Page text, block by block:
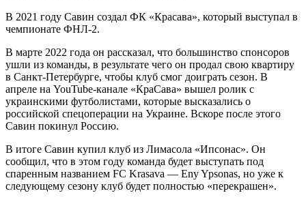
В 2021 году Савин создал ФК «Красава», который выступал в
чемпионате ФНЛ-2.
В марте 2022 года он рассказал, что большинство спонсоров
ушли из команды, в результате чего он продал свою квартиру
в Санкт-Петербурге, чтобы клуб смог доиграть сезон. В
апреле на YouTube-канале «КраСава» вышел ролик с
украинскими футболистами, которые высказались о
российской спецоперации на Украине. Вскоре после этого
Савин покинул Россию.
В итоге Савин купил клуб из Лимасола «Ипсонас». Он
сообщил, что в этом году команда будет выступать под
спаренным названием FC Krasava — Eny Ypsonas, но уже к
следующему сезону клуб будет полностью «перекрашен».